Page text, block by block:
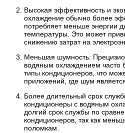
Высокая эффективность и
охлаждение обычно более
потребляет меньше энергии
температуры. Это может
снижению затрат на
Меньшая шумность:
водяным охлаждением часто
типы кондиционеров, что
приложений, где шум
Более длительный срок
кондиционеры с водяным
долгий срок службы по
кондиционеров, так как
поломкам.